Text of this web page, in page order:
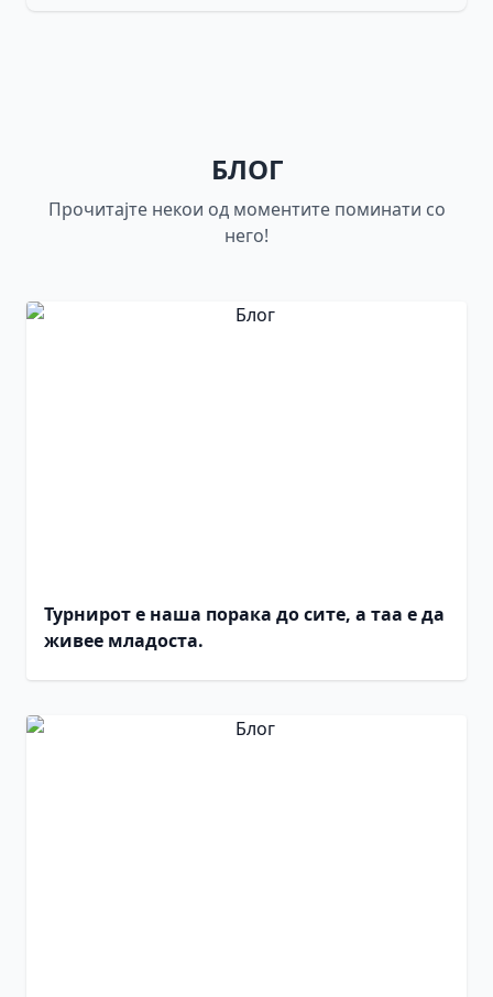
БЛОГ
Прочитајте некои од моментите поминати со
него!
Турнирот е наша порака до сите, а таа е да
живее младоста.